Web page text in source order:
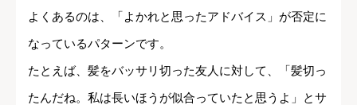
よくあるのは、「よかれと思ったアドバイス」が否定に
なっているパターンです。
たとえば、髪をバッサリ切った友人に対して、「髪切っ
たんだね。私は長いほうが似合っていたと思うよ」とサ